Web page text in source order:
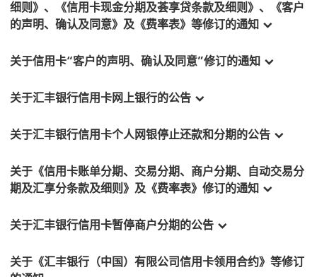
细则》、《信用卡现金分期及荟享贷条款及细则》、《客户
的声明、确认及同意》及《费率表》等修订的通知
关于信用卡“客户的声明、确认及同意”修订的通知
关于汇丰银行信用卡网上银行的公告
关于汇丰银行信用卡个人网银停止还款和分期的公告
关于《信用卡账单分期、交易分期、商户分期、自动交易分
期及汇享分条款及细则》及《费率表》修订的通知
关于汇丰银行信用卡暂停商户分期的公告
关于《汇丰银行（中国）有限公司信用卡领用合约》等修订